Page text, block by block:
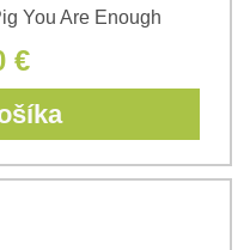
You Are Enough
€